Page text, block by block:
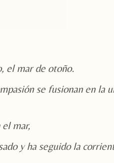
el mar de otoño.
se fusionan en la
mar,
y ha seguido la